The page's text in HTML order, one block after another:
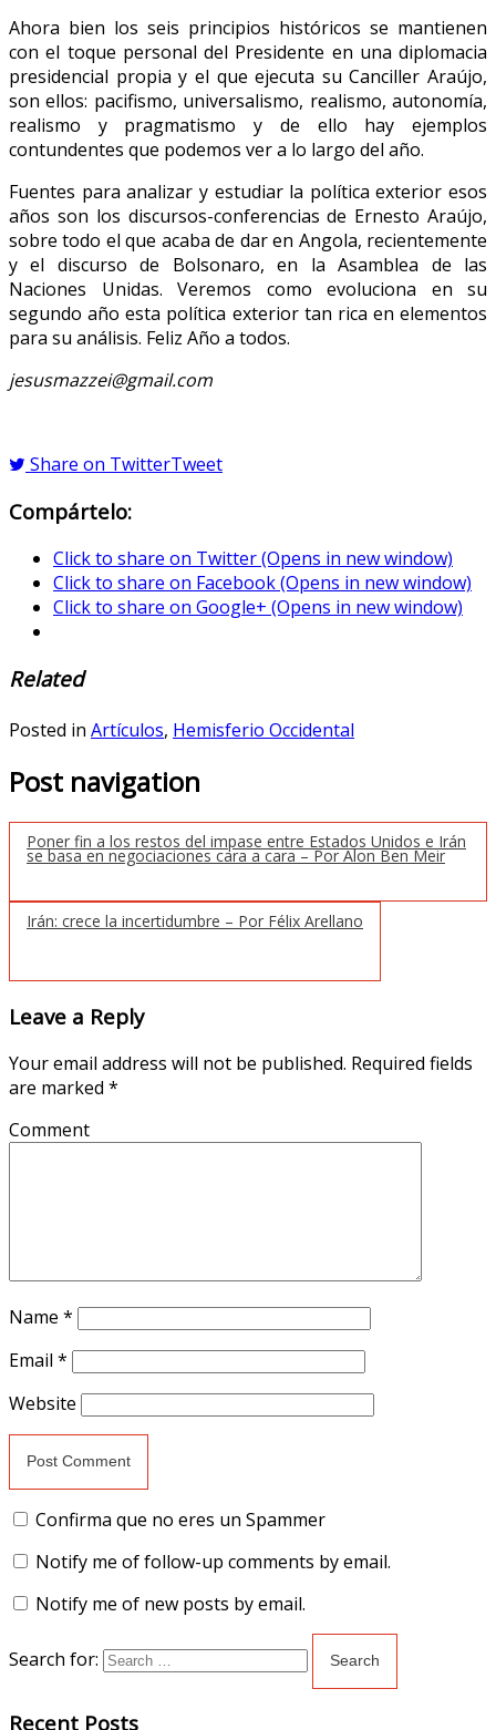
Ahora bien los seis principios históricos se mantienen
con el toque personal del Presidente en una diplomacia
presidencial propia y el que ejecuta su Canciller Araújo,
son ellos: pacifismo, universalismo, realismo, autonomía,
realismo y pragmatismo y de ello hay ejemplos
contundentes que podemos ver a lo largo del año.
Fuentes para analizar y estudiar la política exterior esos
años son los discursos-conferencias de Ernesto Araújo,
sobre todo el que acaba de dar en Angola, recientemente
y el discurso de Bolsonaro, en la Asamblea de las
Naciones Unidas. Veremos como evoluciona en su
segundo año esta política exterior tan rica en elementos
para su análisis. Feliz Año a todos.
jesusmazzei@gmail.com
Share on TwitterTweet
Compártelo:
Click to share on Twitter (Opens in new window)
Click to share on Facebook (Opens in new window)
Click to share on Google+ (Opens in new window)
Related
Posted in Artículos, Hemisferio Occidental
Post navigation
Poner fin a los restos del impase entre Estados Unidos e Irán
se basa en negociaciones cara a cara – Por Alon Ben Meir
Irán: crece la incertidumbre – Por Félix Arellano
Leave a Reply
Your email address will not be published. Required fields
are marked *
Comment
Name *
Email *
Website
Confirma que no eres un Spammer
Notify me of follow-up comments by email.
Notify me of new posts by email.
Search for:
Recent Posts